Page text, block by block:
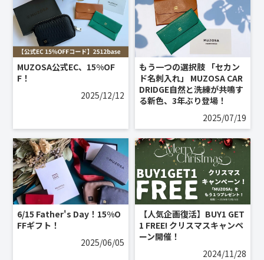
MUZOSA公式EC、15%OF
F！
2025/12/12
もう一つの選択肢 「セカン
ド名刺入れ」 MUZOSA CAR
DRIDGE自然と洗練が共鳴す
る新色、3年ぶり登場！
2025/07/19
6/15 Father's Day！15%O
FFギフト！
2025/06/05
【人気企画復活】BUY1 GET
1 FREE! クリスマスキャンペ
ーン開催！
2024/11/28